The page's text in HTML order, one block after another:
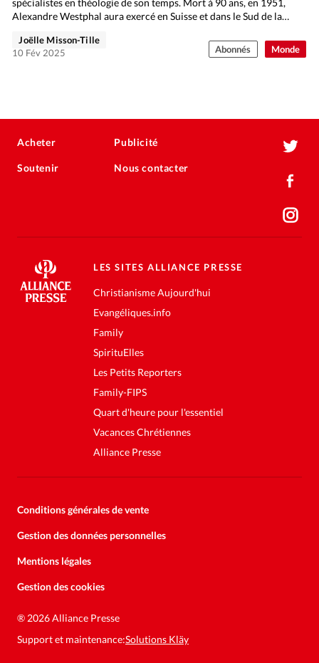
Monde
spécialistes en théologie de son temps. Mort à 90 ans, en 1951,
Alexandre Westphal aura exercé en Suisse et dans le Sud de la…
Joëlle Misson-Tille
10 Fév 2025
Abonnés
Acheter
Soutenir
Publicité
Nous contacter
LES SITES ALLIANCE PRESSE
Christianisme Aujourd'hui
Evangéliques.info
Family
SpirituElles
Les Petits Reporters
Family-FIPS
Quart d'heure pour l'essentiel
Vacances Chrétiennes
Alliance Presse
Conditions générales de vente
Gestion des données personnelles
Mentions légales
Gestion des cookies
® 2026 Alliance Presse
Support et maintenance:Solutions Kläy
nous développer